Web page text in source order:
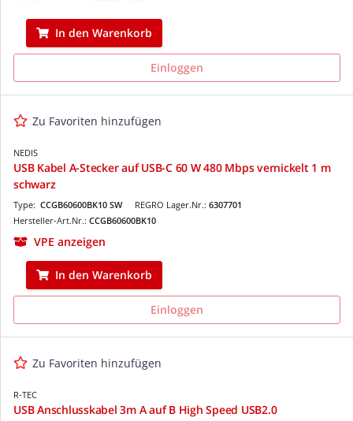
In den Warenkorb
Einloggen
Zu Favoriten hinzufügen
NEDIS
USB Kabel A-Stecker auf USB-C 60 W 480 Mbps vernickelt 1 m
schwarz
REGRO Lager.Nr.: 6307701
Type: CCGB60600BK10 SW
Hersteller-Art.Nr.: CCGB60600BK10
VPE anzeigen
In den Warenkorb
Einloggen
Zu Favoriten hinzufügen
R-TEC
USB Anschlusskabel 3m A auf B High Speed USB2.0